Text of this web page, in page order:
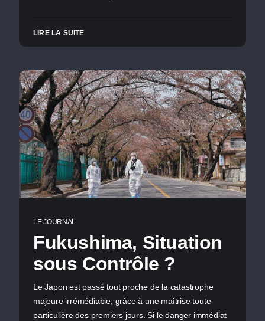
LIRE LA SUITE
LE JOURNAL
Fukushima, Situation
sous Contrôle ?
Le Japon est passé tout proche de la catastrophe
majeure irrémédiable, grâce à une maîtrise toute
particulière des premiers jours. Si le danger immédiat